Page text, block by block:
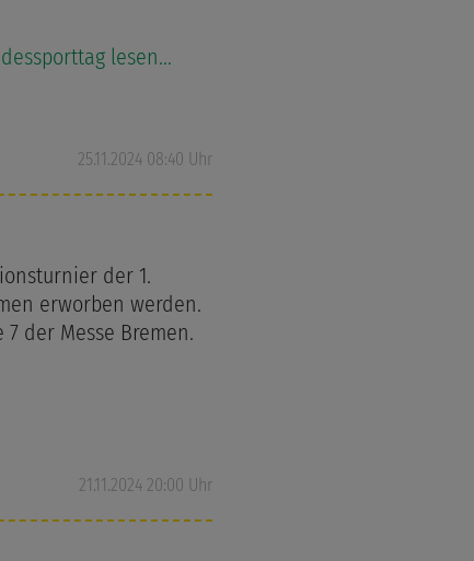
lesen...
25.11.2024 08:40 Uhr
der 1.
erworben werden.
der Messe Bremen.
21.11.2024 20:00 Uhr